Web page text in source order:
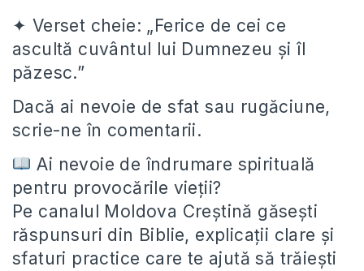
✦ Verset cheie: „Ferice de cei ce
ascultă cuvântul lui Dumnezeu și îl
păzesc.”
Dacă ai nevoie de sfat sau rugăciune,
scrie-ne în comentarii.
Ai nevoie de îndrumare spirituală
pentru provocările vieții?
Pe canalul Moldova Creștină găsești
răspunsuri din Biblie, explicații clare și
sfaturi practice care te ajută să trăiești